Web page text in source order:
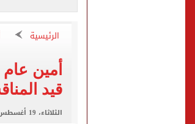
الزمالك يبلغ 4
الرئيسية
أمين
قيد
الثلاثاء، 19 أغسطس 2025 03:42 ص